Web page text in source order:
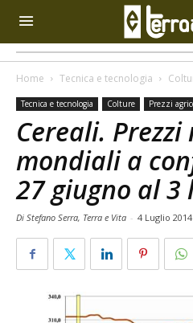
Home Tecnica e tecnologia
Tecnica e tecnologia Colture Prezzi
Cereali.
mondiali a
27 giugno al 3
Di Stefano Serra, Terra e Vita - 4 Luglio 2014